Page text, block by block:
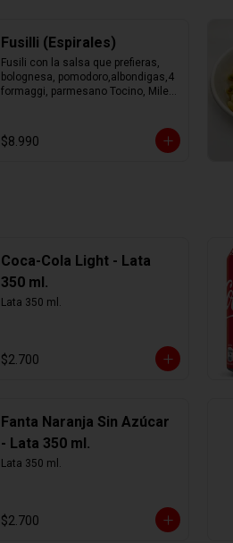
Fusilli (Espirales)
Fusili con la salsa que prefieras,
bolognesa, pomodoro,albondigas,4
formaggi, parmesano Tocino, Mile
$8.990
Coca-Cola Light - Lata
350 ml.
Lata 350 ml.
$2.700
Fanta Naranja Sin Azúcar
- Lata 350 ml.
Lata 350 ml.
$2.700